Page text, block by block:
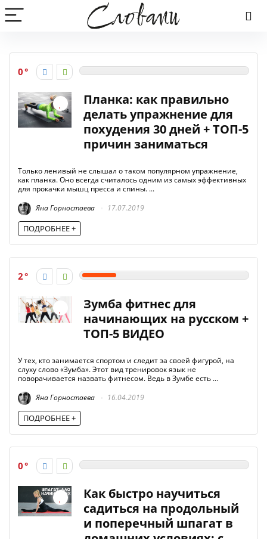
0
Планка: как правильно
делать упражнение для
похудения 30 дней + ТОП-5
причин заниматься
Только ленивый не слышал о таком популярном упражнение,
как планка. Оно всегда считалось одним из самых эффективных
для прокачки мышц пресса и спины. ...
Яна Горностаева
17.07.2019
ПОДРОБНЕЕ +
2
Зумба фитнес для
начинающих на русском +
ТОП-5 ВИДЕО
У тех, кто занимается спортом и следит за своей фигурой, на
слуху слово «Зумба». Этот вид тренировок язык не
поворачивается назвать фитнесом. Ведь в Зумбе есть ...
Яна Горностаева
16.04.2019
ПОДРОБНЕЕ +
0
Как быстро научиться
садиться на продольный
и поперечный шпагат в